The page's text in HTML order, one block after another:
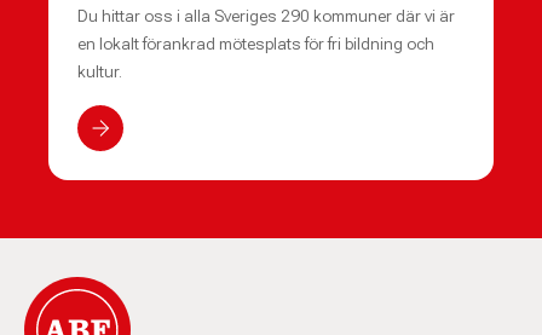
Du hittar oss i alla Sveriges 290 kommuner där vi är
en lokalt förankrad mötesplats för fri bildning och
kultur.